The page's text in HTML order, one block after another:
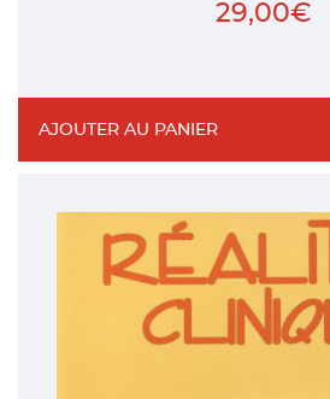
29,00€
AJOUTER AU PANIER